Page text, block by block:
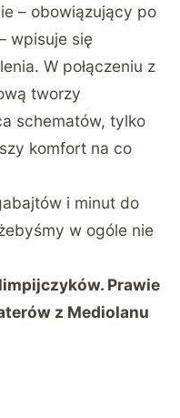
– obowiązujący po
wpisuje się
W połączeniu z
tworzy
schematów, tylko
komfort na co
i minut do
w ogóle nie
Prawie
z Mediolanu